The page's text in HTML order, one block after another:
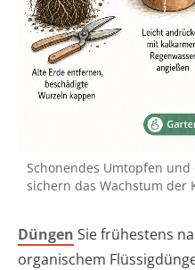
Schonendes Umtopfen
sichern das Wachstum der
Düngen Sie frühestens
organischem